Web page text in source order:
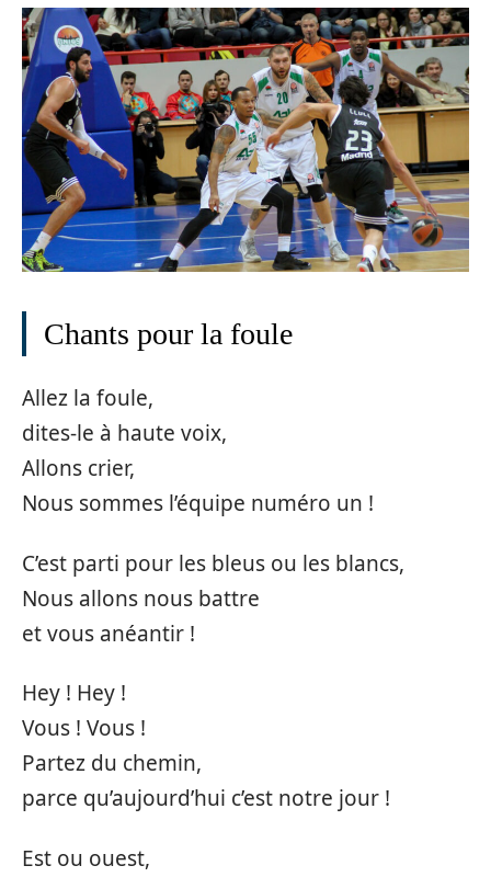
Chants pour la foule
Allez la foule,
dites-le à haute voix,
Allons crier,
Nous sommes l’équipe numéro un !
C’est parti pour les bleus ou les blancs,
Nous allons nous battre
et vous anéantir !
Hey ! Hey !
Vous ! Vous !
Partez du chemin,
parce qu’aujourd’hui c’est notre jour !
Est ou ouest,